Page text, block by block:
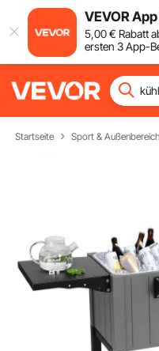
VEVOR
5,00€ Rabatt
ersten 3 App-
Startseite Sport & Außenbereich